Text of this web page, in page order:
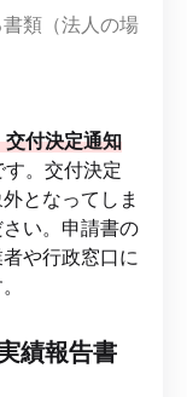
類（法人の場
付決定通知
。交付決定
となってしま
い。申請書の
や行政窓口に
績報告書